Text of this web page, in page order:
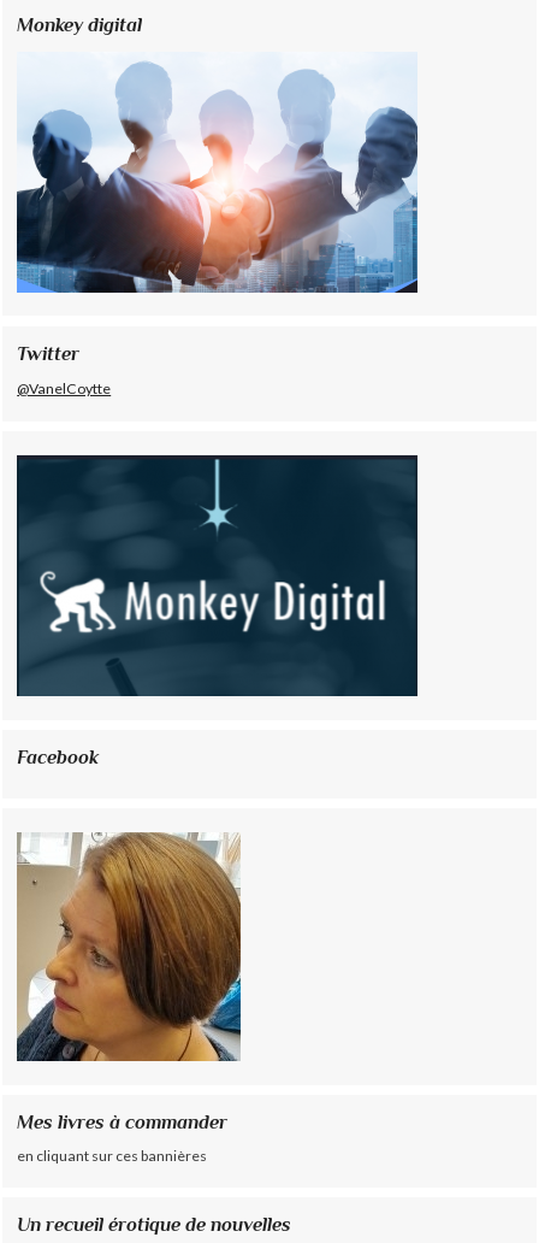
Monkey digital
Twitter
@VanelCoytte
Facebook
Mes livres à commander
en cliquant sur ces bannières
Un recueil érotique de nouvelles